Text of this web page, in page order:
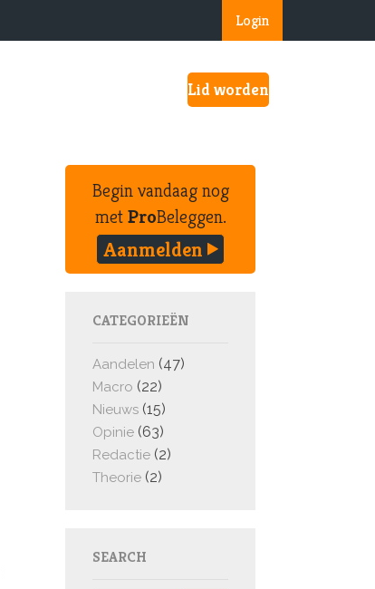
Login
Lid worden
Begin vandaag nog
metProBeleggen.
Aanmelden
CATEGORIEËN
Aandelen (47)
Macro (22)
Nieuws (15)
Opinie (63)
Redactie (2)
Theorie (2)
SEARCH